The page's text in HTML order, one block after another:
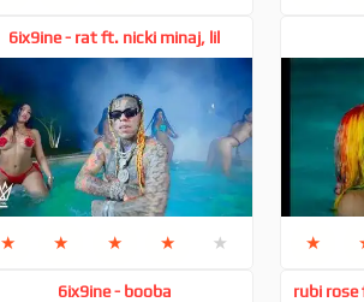
6ix9ine - rat ft. nicki minaj, lil
wayne, offset
★ ★ ★ ★ ★ ★
6ix9ine - booba
rubi rose